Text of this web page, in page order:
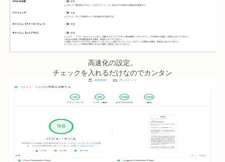
高速化の設定。
チェックを入れるだけなのでカンタン